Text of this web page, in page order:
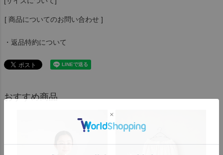
[ 商品についてのお問い合わせ ]
・返品特約について
おすすめ商品